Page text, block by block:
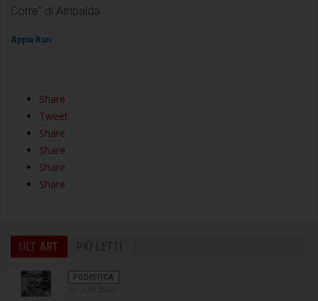
Corre" di Atripalda.
Appia Run
Share
Tweet
Share
Share
Share
Share
ULT. ART. PIÙ LETTI
PODISTICA